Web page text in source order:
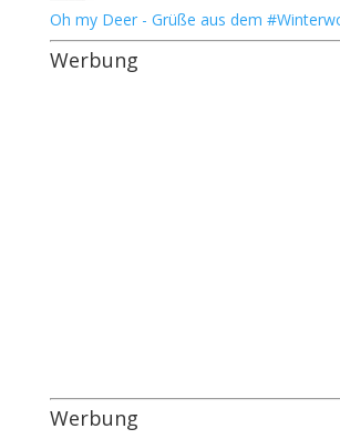
Oh my Deer - Grüße aus dem
Werbung
Werbung